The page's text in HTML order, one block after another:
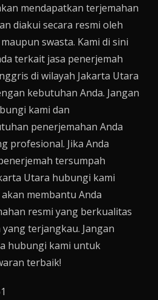
mendapatkan terjemahan
diakui secara resmi oleh
swasta. Kami di sini
terkait jasa penerjemah
di wilayah Jakarta Utara
kebutuhan Anda. Jangan
kami dan
penerjemahan Anda
profesional. Jika Anda
tersumpah
Utara hubungi kami
membantu Anda
resmi yang berkualitas
terjangkau. Jangan
hubungi kami untuk
terbaik!